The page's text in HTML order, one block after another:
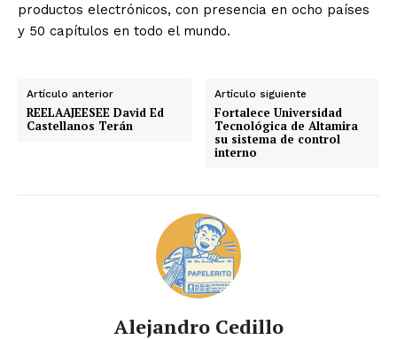
productos electrónicos, con presencia en ocho países
y 50 capítulos en todo el mundo.
Artículo anterior
REELAAJEESEE David Ed
Castellanos Terán
Artículo siguiente
Fortalece Universidad
Tecnológica de Altamira
su sistema de control
interno
Alejandro Cedillo